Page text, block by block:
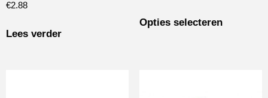
€2.88
Lees verder
Opties selecteren